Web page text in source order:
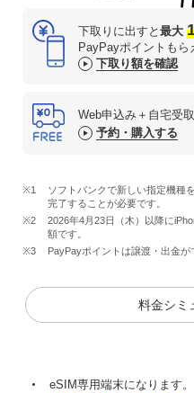
下取りに出すと 最大
PayPayポイントもら
下取り額を確認
Web申込み＋自宅受
予約・購入する
※1
ソフトバンクで新しい指定機種
完了することが必要です。
※2
2026年4月23日（木）以降に
額です。
※3
PayPayポイントは譲渡・出金が
料金シミ
eSIM専用端末になります。